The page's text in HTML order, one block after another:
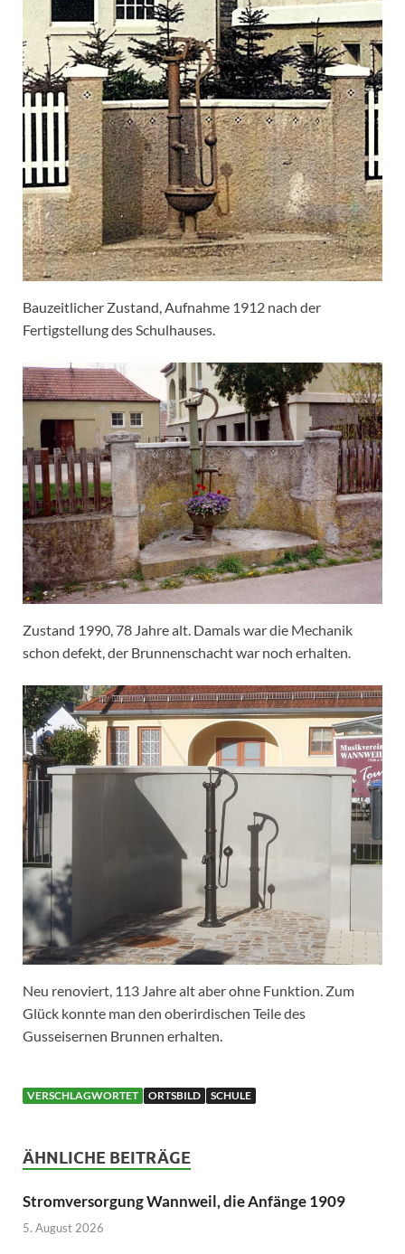
Bauzeitlicher Zustand, Aufnahme 1912 nach der
Fertigstellung des Schulhauses.
Zustand 1990, 78 Jahre alt. Damals war die Mechanik
schon defekt, der Brunnenschacht war noch erhalten.
Neu renoviert, 113 Jahre alt aber ohne Funktion. Zum
Glück konnte man den oberirdischen Teile des
Gusseisernen Brunnen erhalten.
VERSCHLAGWORTET ORTSBILD SCHULE
ÄHNLICHE BEITRÄGE
Stromversorgung Wannweil, die Anfänge 1909
5. August 2026